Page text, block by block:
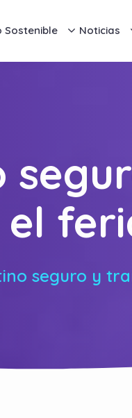
Sostenible Noticias
seguro y